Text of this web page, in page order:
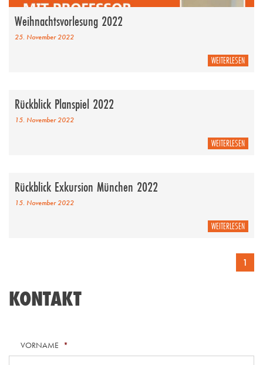
Weihnachtsvorlesung 2022
25. November 2022
WEITERLESEN
Rückblick Planspiel 2022
15. November 2022
WEITERLESEN
Rückblick Exkursion München 2022
15. November 2022
WEITERLESEN
1
KONTAKT
VORNAME *